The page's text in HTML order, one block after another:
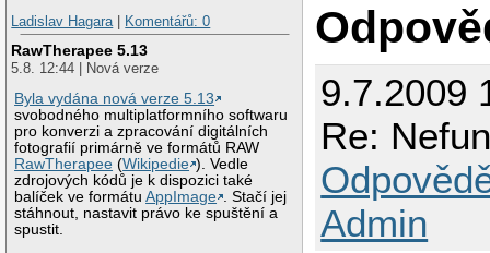
Ladislav Hagara| Komentářů: 0
RawTherapee 5.13
5.8. 12:44 | Nová verze
Byla vydána nová verze 5.13
svobodného multiplatformního softwaru
pro konverzi a zpracování digitálních
fotografií primárně ve formátů RAW
RawTherapee (Wikipedie ). Vedle
zdrojových kódů je k dispozici také
balíček ve formátuAppImage . Stačí jej
stáhnout, nastavit právo ke spuštění a
spustit.
9.7.2009
Re:
Admin